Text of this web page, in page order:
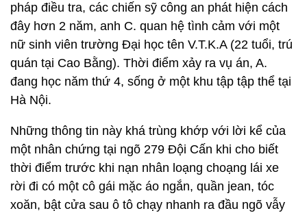
pháp điều tra, các chiến sỹ công an phát hiện cách
đây hơn 2 năm, anh C. quan hệ tình cảm với một
nữ sinh viên trường Đại học tên V.T.K.A (22 tuổi, trú
quán tại Cao Bằng). Thời điểm xảy ra vụ án, A.
đang học năm thứ 4, sống ở một khu tập tập thể tại
Hà Nội.
Những thông tin này khá trùng khớp với lời kể của
một nhân chứng tại ngõ 279 Đội Cấn khi cho biết
thời điểm trước khi nạn nhân loạng choạng lái xe
rời đi có một cô gái mặc áo ngắn, quần jean, tóc
xoăn, bật cửa sau ô tô chạy nhanh ra đầu ngõ vẫy